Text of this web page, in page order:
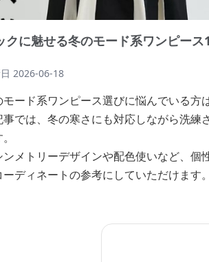
クに魅せる冬のモード系ワンピース
2026-06-18
モード系ワンピース選びに悩んでいる方
事では、冬の寒さにも対応しながら洗練
ンメトリーデザインや配色使いなど、
ーディネートの参考にしていただけます。